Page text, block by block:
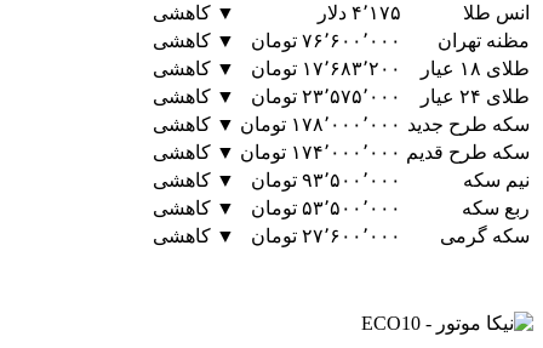
انس طلا
۴٬۱۷۵ دلار
▼ کاهشی
مظنه تهران
۷۶٬۶۰۰٬۰۰۰ تومان
▼ کاهشی
طلای ۱۸ عیار
۱۷٬۶۸۳٬۲۰۰ تومان
▼ کاهشی
طلای ۲۴ عیار
۲۳٬۵۷۵٬۰۰۰ تومان
▼ کاهشی
سکه طرح جدید ۱۷۸٬۰۰۰٬۰۰۰ تومان
▼ کاهشی
سکه طرح قدیم ۱۷۴٬۰۰۰٬۰۰۰ تومان
▼ کاهشی
نیم سکه
۹۳٬۵۰۰٬۰۰۰ تومان
▼ کاهشی
ربع سکه
۵۳٬۵۰۰٬۰۰۰ تومان
▼ کاهشی
سکه گرمی
۲۷٬۶۰۰٬۰۰۰ تومان ▼ کاهشی